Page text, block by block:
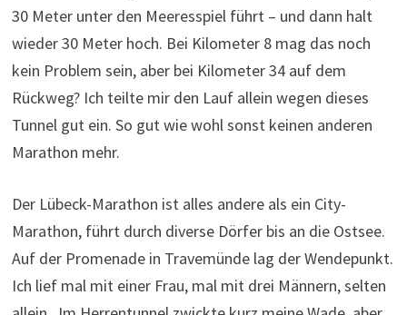
30 Meter unter den Meeresspiel führt – und dann halt
wieder 30 Meter hoch. Bei Kilometer 8 mag das noch
kein Problem sein, aber bei Kilometer 34 auf dem
Rückweg? Ich teilte mir den Lauf allein wegen dieses
Tunnel gut ein. So gut wie wohl sonst keinen anderen
Marathon mehr.
Der Lübeck-Marathon ist alles andere als ein City-
Marathon, führt durch diverse Dörfer bis an die Ostsee.
Auf der Promenade in Travemünde lag der Wendepunkt.
Ich lief mal mit einer Frau, mal mit drei Männern, selten